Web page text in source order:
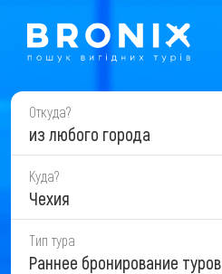
Откуда?
из любого города
Куда?
Чехия
Тип тура
Раннее бронирование туров